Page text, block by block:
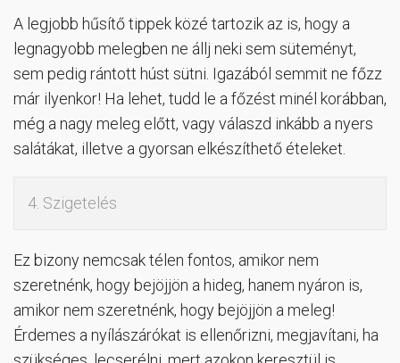
A legjobb hűsítő tippek közé tartozik az is, hogy a
legnagyobb melegben ne állj neki sem süteményt,
sem pedig rántott húst sütni. Igazából semmit ne főzz
már ilyenkor! Ha lehet, tudd le a főzést minél korábban,
még a nagy meleg előtt, vagy válaszd inkább a nyers
salátákat, illetve a gyorsan elkészíthető ételeket.
4. Szigetelés
Ez bizony nemcsak télen fontos, amikor nem
szeretnénk, hogy bejöjjön a hideg, hanem nyáron is,
amikor nem szeretnénk, hogy bejöjjön a meleg!
Érdemes a nyílászárókat is ellenőrizni, megjavítani, ha